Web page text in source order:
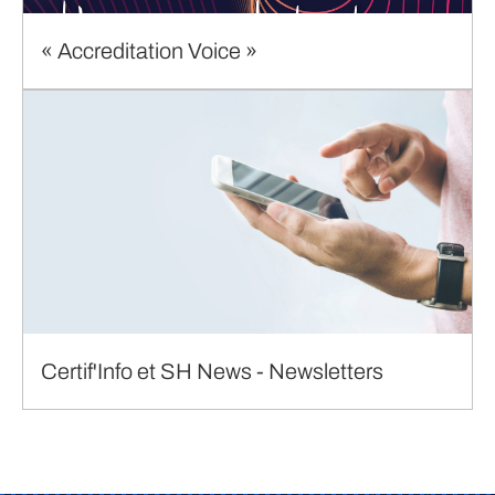
« Accreditation Voice »
Certif'Info et SH News - Newsletters